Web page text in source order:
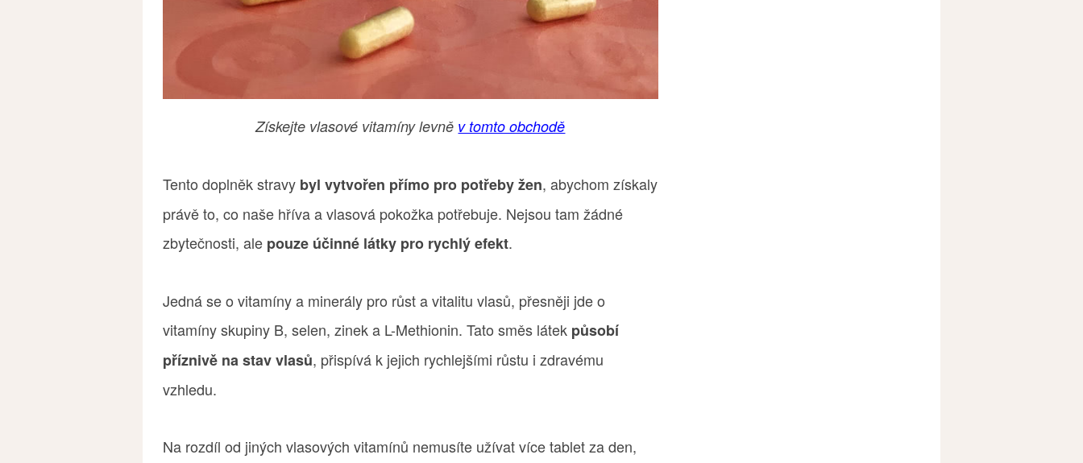
Získejte vlasové vitamíny levně v tomto obchodě
Tento doplněk stravy byl vytvořen přímo pro potřeby žen, abychom získaly
právě to, co naše hříva a vlasová pokožka potřebuje. Nejsou tam žádné
zbytečnosti, ale pouze účinné látky pro rychlý efekt.
Jedná se o vitamíny a minerály pro růst a vitalitu vlasů, přesněji jde o
vitamíny skupiny B, selen, zinek a L-Methionin. Tato směs látek působí
příznivě na stav vlasů, přispívá k jejich rychlejšími růstu i zdravému
vzhledu.
Na rozdíl od jiných vlasových vitamínů nemusíte užívat více tablet za den,